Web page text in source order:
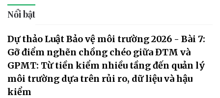
Nổi bật
Dự thảo Luật Bảo vệ môi trường 2026 - Bài 7:
Gỡ điểm nghẽn chồng chéo giữa ĐTM và
GPMT: Từ tiền kiểm nhiều tầng đến quản lý
môi trường dựa trên rủi ro, dữ liệu và hậu
kiểm